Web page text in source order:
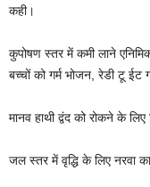
कही।
कुपोषण स्तर में कमी लाने
बच्चों को गर्म भोजन, रेडी टू ईट
मानव हाथी द्वंद को रोकने के
जल स्तर में वृद्धि के लिए नरवा